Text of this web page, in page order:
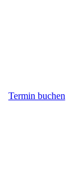
Termin buchen